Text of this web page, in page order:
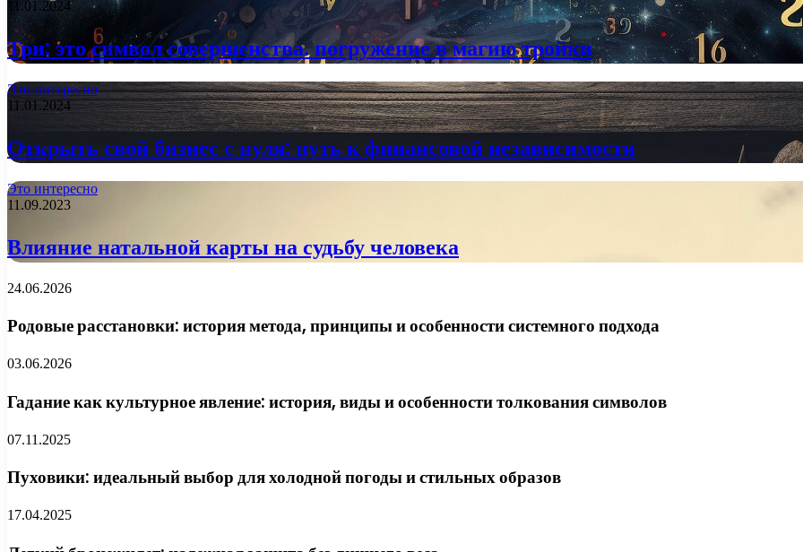
11.01.2024
Три: это символ совершенства. погружение в магию тройки
Это интересно
11.01.2024
Открыть свой бизнес с нуля: путь к финансовой независимости
Это интересно
11.09.2023
Влияние натальной карты на судьбу человека
24.06.2026
Родовые расстановки: история метода, принципы и особенности системного подхода
03.06.2026
Гадание как культурное явление: история, виды и особенности толкования символов
07.11.2025
Пуховики: идеальный выбор для холодной погоды и стильных образов
17.04.2025